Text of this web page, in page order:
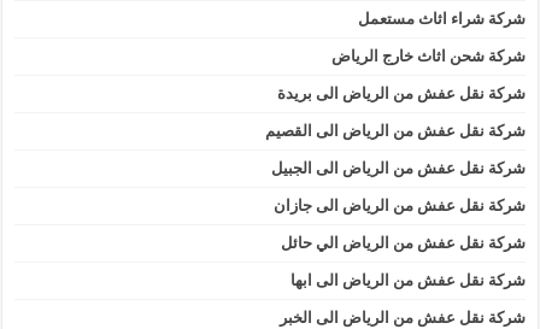
شركة شراء اثاث مستعمل
شركة شحن اثاث خارج الرياض
شركة نقل عفش من الرياض الى بريدة
شركة نقل عفش من الرياض الى القصيم
شركة نقل عفش من الرياض الى الجبيل
شركة نقل عفش من الرياض الى جازان
شركة نقل عفش من الرياض الي حائل
شركة نقل عفش من الرياض الى ابها
شركة نقل عفش من الرياض الى الخبر